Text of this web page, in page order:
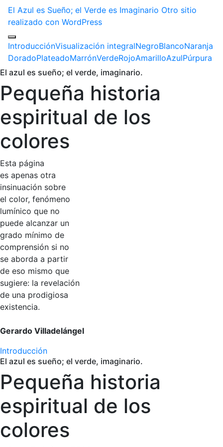
El Azul es Sueño; el Verde es Imaginario Otro sitio
realizado con WordPress
IntroducciónVisualización integralNegroBlancoNaranja
DoradoPlateadoMarrónVerdeRojoAmarilloAzulPúrpura
El azul es sueño; el verde, imaginario.
Pequeña historia
espiritual de los
colores
Esta página
es apenas otra
insinuación sobre
el color, fenómeno
lumínico que no
puede alcanzar un
grado mínimo de
comprensión si no
se aborda a partir
de eso mismo que
sugiere: la revelación
de una prodigiosa
existencia.
Gerardo Villadelángel
Introducción
El azul es sueño; el verde, imaginario.
Pequeña historia
espiritual de los
colores